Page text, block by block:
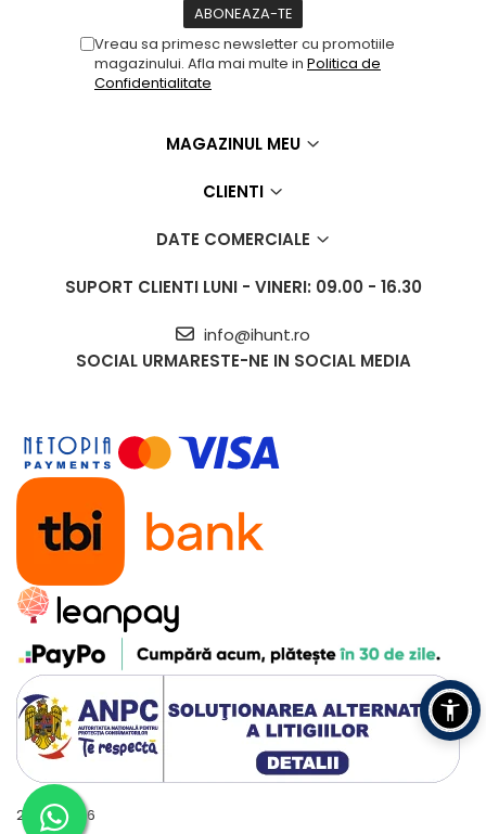
Telefoane Mobile Oukitel
Tablete Oukitel
STATII DE INCARCARE EV
Rezidențiale / Acasă
Stații de Încărcare
Model
iHunt Bro Wash Compact Xpert
Putere
230 W
Dimensiuni
345 × 395 × 610 mm
Greutate
Clasă
energetică
B
Vreau sa primesc newsletter cu promotiile
magazinului. Afla mai multe in Politica de
Confidentialitate
MAGAZINUL MEU
CLIENTI
DATE COMERCIALE
SUPORT CLIENTI LUNI - VINERI: 09.00 - 16.30
info@ihunt.ro
SOCIAL URMARESTE-NE IN SOCIAL MEDIA
2016 - 2026